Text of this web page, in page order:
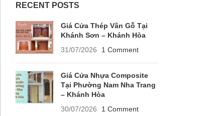
RECENT POSTS
Giá Cửa Thép Vân Gỗ Tại
Khánh Sơn – Khánh Hòa
31/07/2026
1 Comment
Giá Cửa Nhựa Composite
Tại Phường Nam Nha Trang
– Khánh Hòa
30/07/2026
1 Comment